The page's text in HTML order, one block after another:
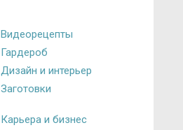
Видеорецепты
Гардероб
Дизайн и интерьер
Заготовки
Карьера и бизнес